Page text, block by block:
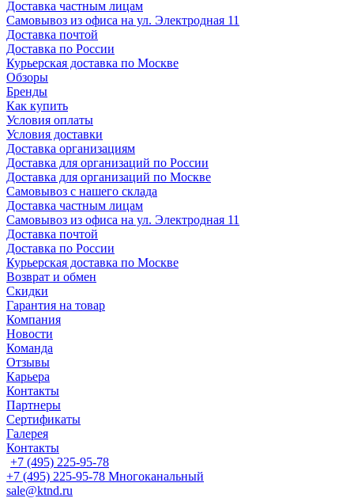
Доставка частным лицам
Самовывоз из офиса на ул. Электродная 11
Доставка почтой
Доставка по России
Курьерская доставка по Москве
Обзоры
Бренды
Как купить
Условия оплаты
Условия доставки
Доставка организациям
Доставка для организаций по России
Доставка для организаций по Москве
Самовывоз с нашего склада
Доставка частным лицам
Самовывоз из офиса на ул. Электродная 11
Доставка почтой
Доставка по России
Курьерская доставка по Москве
Возврат и обмен
Скидки
Гарантия на товар
Компания
Новости
Команда
Отзывы
Карьера
Контакты
Партнеры
Сертификаты
Галерея
Контакты
+7 (495) 225-95-78
+7 (495) 225-95-78 Многоканальный
sale@ktnd.ru